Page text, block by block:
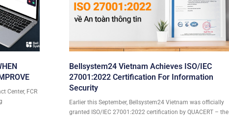
Center, FCR
Bellsystem24 Vietnam Achieves ISO/IEC
27001:2022 Certification For Information
Security
Earlier this September, Bellsystem24 Vietnam was officially
granted ISO/IEC 27001:2022 certification by QUACERT – the